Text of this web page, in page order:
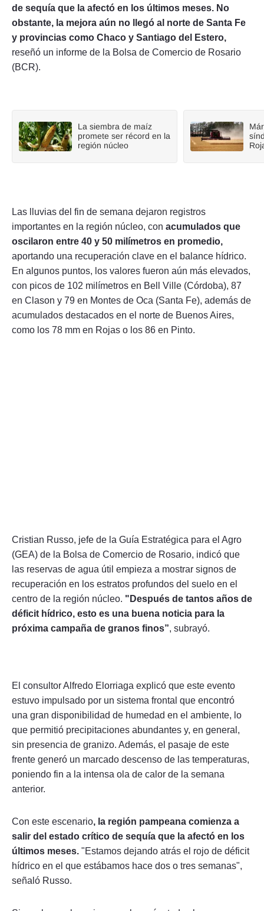
de sequía que la afectó en los últimos meses. No
obstante, la mejora aún no llegó al norte de Santa Fe
y provincias como Chaco y Santiago del Estero,
reseñó un informe de la Bolsa de Comercio de Rosario
(BCR).
La siembra de maíz
promete ser récord en la
región núcleo
Las lluvias del fin de semana dejaron registros
importantes en la región núcleo, con acumulados que
oscilaron entre 40 y 50 milímetros en promedio,
aportando una recuperación clave en el balance hídrico.
En algunos puntos, los valores fueron aún más elevados,
con picos de 102 milímetros en Bell Ville (Córdoba), 87
en Clason y 79 en Montes de Oca (Santa Fe), además de
acumulados destacados en el norte de Buenos Aires,
como los 78 mm en Rojas o los 86 en Pinto.
Cristian Russo, jefe de la Guía Estratégica para el Agro
(GEA) de la Bolsa de Comercio de Rosario, indicó que
las reservas de agua útil empieza a mostrar signos de
recuperación en los estratos profundos del suelo en el
centro de la región núcleo. "Después de tantos años de
déficit hídrico, esto es una buena noticia para la
próxima campaña de granos finos”, subrayó.
El consultor Alfredo Elorriaga explicó que este evento
estuvo impulsado por un sistema frontal que encontró
una gran disponibilidad de humedad en el ambiente, lo
que permitió precipitaciones abundantes y, en general,
sin presencia de granizo. Además, el pasaje de este
frente generó un marcado descenso de las temperaturas,
poniendo fin a la intensa ola de calor de la semana
anterior.
Con este escenario, la región pampeana comienza a
salir del estado crítico de sequía que la afectó en los
últimos meses. "Estamos dejando atrás el rojo de déficit
hídrico en el que estábamos hace dos o tres semanas",
señaló Russo.